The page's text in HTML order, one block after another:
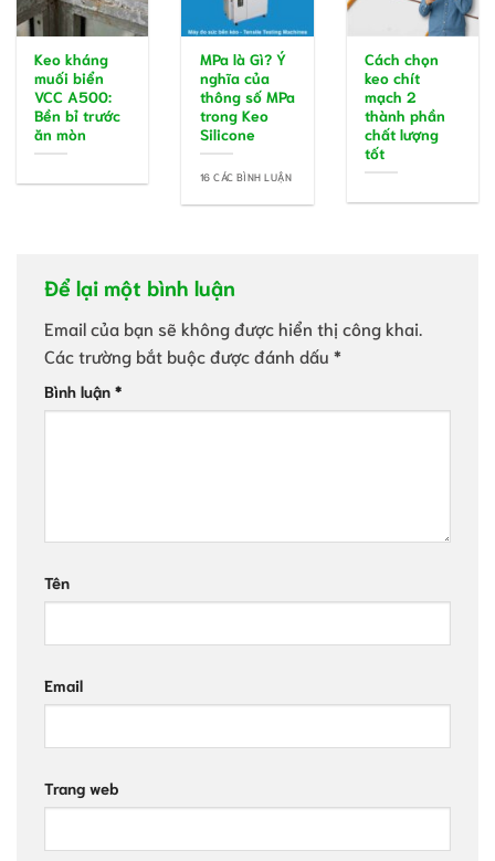
Keo kháng
muối biển
VCC A500:
Bền bỉ trước
ăn mòn
MPa là Gì? Ý
nghĩa của
thông số MPa
trong Keo
Silicone
16 CÁC BÌNH LUẬN
Cách chọn
keo chít
mạch 2
thành phần
chất lượng
tốt
Để lại một bình luận
Email của bạn sẽ không được hiển thị công khai.
Các trường bắt buộc được đánh dấu *
Bình luận *
Tên
Email
Trang web